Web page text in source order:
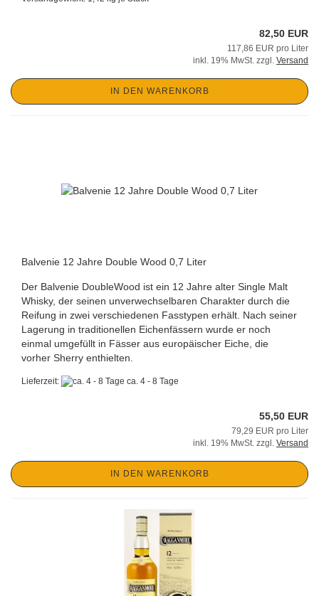
82,50 EUR
117,86 EUR pro Liter
inkl. 19% MwSt. zzgl. Versand
IN DEN WARENKORB
Balvenie 12 Jahre Double Wood 0,7 Liter
Der Balvenie DoubleWood ist ein 12 Jahre alter Single Malt
Whisky, der seinen unverwechselbaren Charakter durch die
Reifung in zwei verschiedenen Fasstypen erhält. Nach seiner
Lagerung in traditionellen Eichenfässern wurde er noch
einmal umgefüllt in Fässer aus europäischer Eiche, die
vorher Sherry enthielten.
Lieferzeit: ca. 4 - 8 Tage
55,50 EUR
79,29 EUR pro Liter
inkl. 19% MwSt. zzgl. Versand
IN DEN WARENKORB